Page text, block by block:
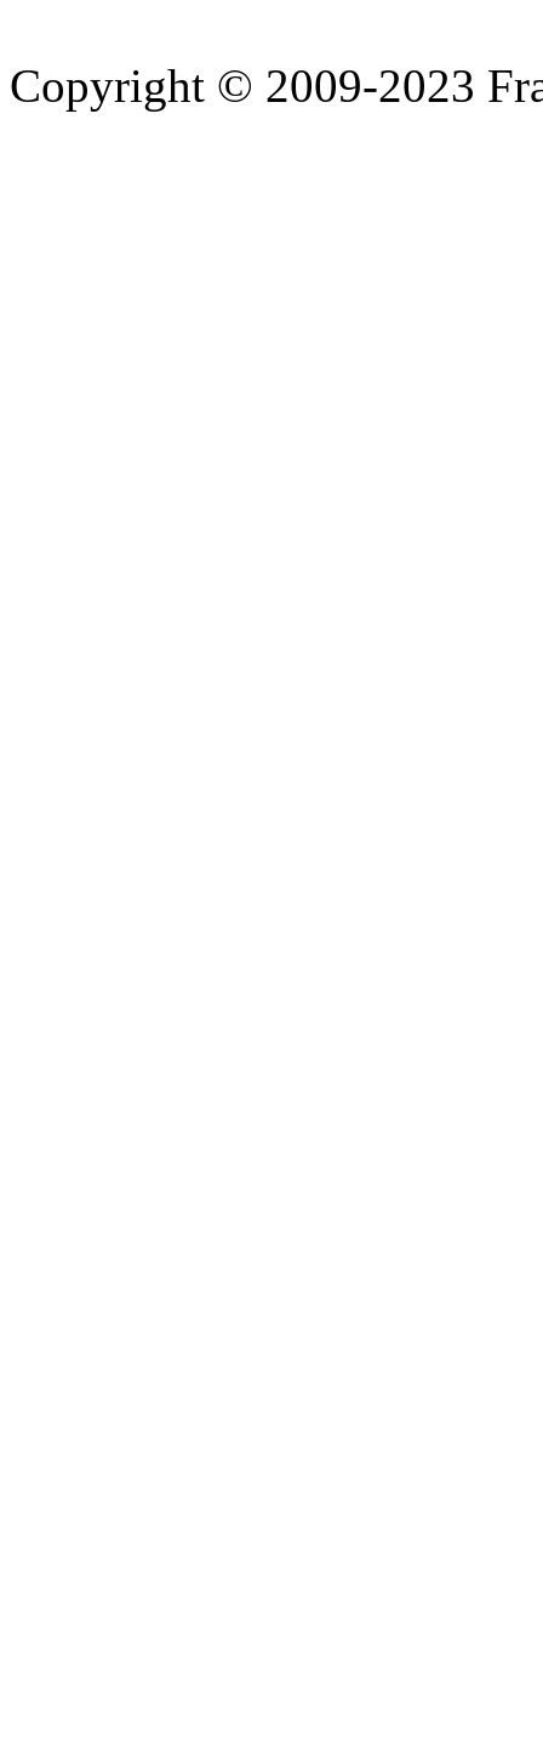
Copyright © 2009-2023